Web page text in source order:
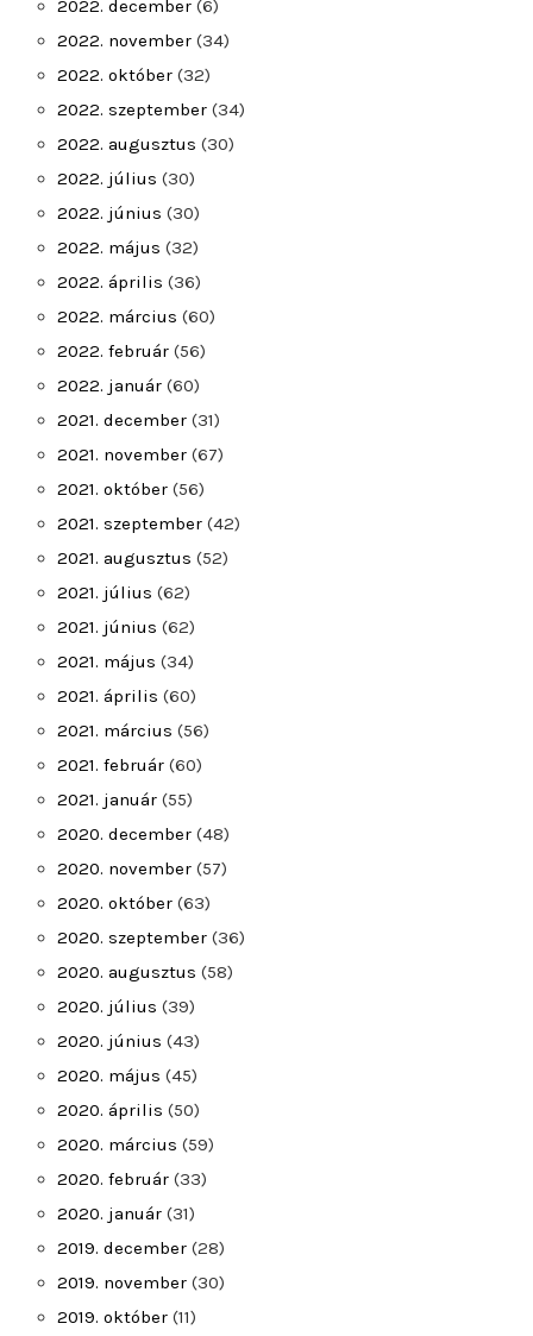
2022. december (6)
2022. november (34)
2022. október (32)
2022. szeptember (34)
2022. augusztus (30)
2022. július (30)
2022. június (30)
2022. május (32)
2022. április (36)
2022. március (60)
2022. február (56)
2022. január (60)
2021. december (31)
2021. november (67)
2021. október (56)
2021. szeptember (42)
2021. augusztus (52)
2021. július (62)
2021. június (62)
2021. május (34)
2021. április (60)
2021. március (56)
2021. február (60)
2021. január (55)
2020. december (48)
2020. november (57)
2020. október (63)
2020. szeptember (36)
2020. augusztus (58)
2020. július (39)
2020. június (43)
2020. május (45)
2020. április (50)
2020. március (59)
2020. február (33)
2020. január (31)
2019. december (28)
2019. november (30)
2019. október (11)